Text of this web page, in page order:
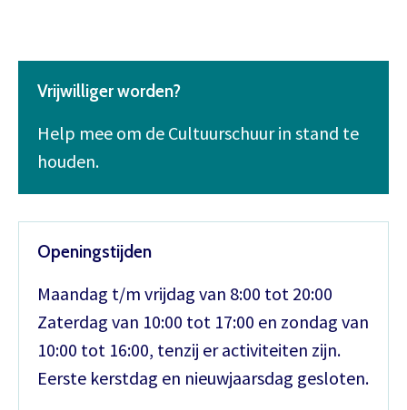
Vrijwilliger worden?
Help mee om de Cultuurschuur in stand te
houden.
Openingstijden
Maandag t/m vrijdag van 8:00 tot 20:00
Zaterdag van 10:00 tot 17:00 en zondag van
10:00 tot 16:00, tenzij er activiteiten zijn.
Eerste kerstdag en nieuwjaarsdag gesloten.